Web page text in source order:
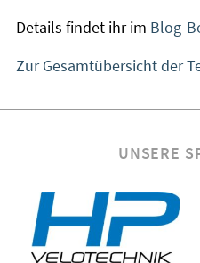
Details findet ihr im Blog-
Zur Gesamtübersicht der
UNSERE